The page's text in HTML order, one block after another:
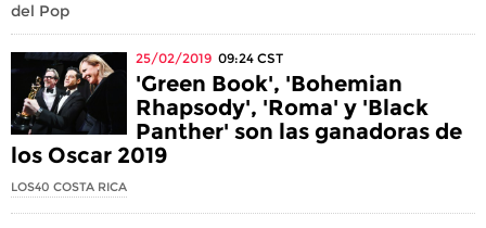
del Pop
25/02/2019 09:24 CST
'Green Book', 'Bohemian
Rhapsody', 'Roma' y 'Black
Panther' son las ganadoras de
los Oscar 2019
LOS40 COSTA RICA